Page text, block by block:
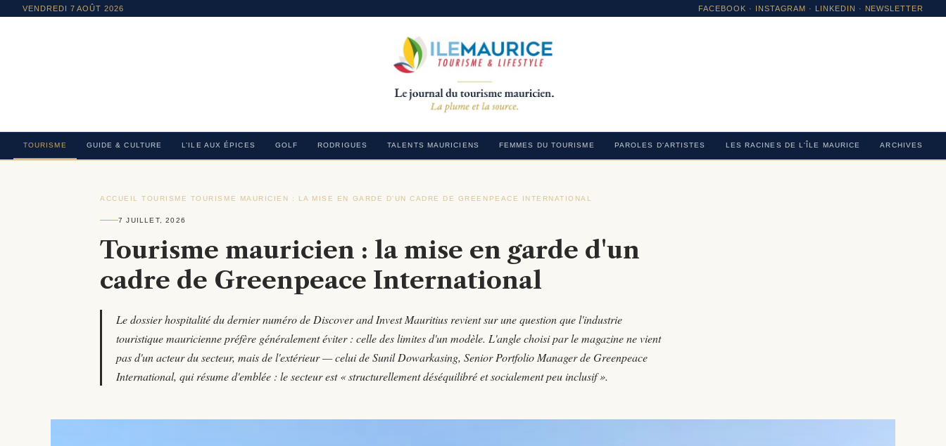
VENDREDI 7 AOÛT 2026 FACEBOOK · INSTAGRAM · LINKEDIN · NEWSLETTER
TOURISME GUIDE & CULTURE L’ILE AUX ÉPICES GOLF RODRIGUES TALENTS MAURICIENS FEMMES DU TOURISME PAROLES D'ARTISTES LES RACINES DE L'ÎLE MAURICE ARCHIVES
ACCUEIL ›TOURISME TOURISME MAURICIEN : LA MISE EN GARDE D'UN CADRE DE GREENPEACE INTERNATIONAL
7 JUILLET, 2026
Tourisme mauricien : la mise en garde d'un
cadre de Greenpeace International
Le dossier hospitalité du dernier numéro de Discover and Invest Mauritius revient sur une question que l'industrie
touristique mauricienne préfère généralement éviter : celle des limites d'un modèle. L'angle choisi par le magazine ne vient
pas d'un acteur du secteur, mais de l'extérieur — celui de Sunil Dowarkasing, Senior Portfolio Manager de Greenpeace
International, qui résume d'emblée : le secteur est « structurellement déséquilibré et socialement peu inclusif ».